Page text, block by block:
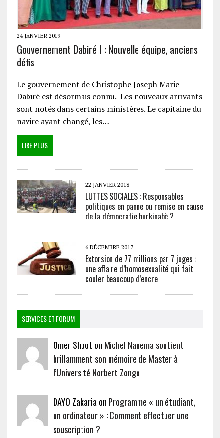
24 JANVIER 2019
Gouvernement Dabiré I : Nouvelle équipe, anciens
défis
Le gouvernement de Christophe Joseph Marie
Dabiré est désormais connu. Les nouveaux arrivants
sont notés dans certains ministères. Le capitaine du
navire ayant changé, les…
LIRE PLUS
22 JANVIER 2018
LUTTES SOCIALES : Responsables
politiques en panne ou remise en cause
de la démocratie burkinabè ?
6 DÉCEMBRE 2017
Extorsion de 77 millions par 7 juges :
une affaire d’homosexualité qui fait
couler beaucoup d’encre
SERVICES ET FORUM
Omer Shoot on Michel Nanema soutient
brillamment son mémoire de Master à
l’Université Norbert Zongo
DAYO Zakaria on Programme « un étudiant,
un ordinateur » : Comment effectuer une
souscription ?